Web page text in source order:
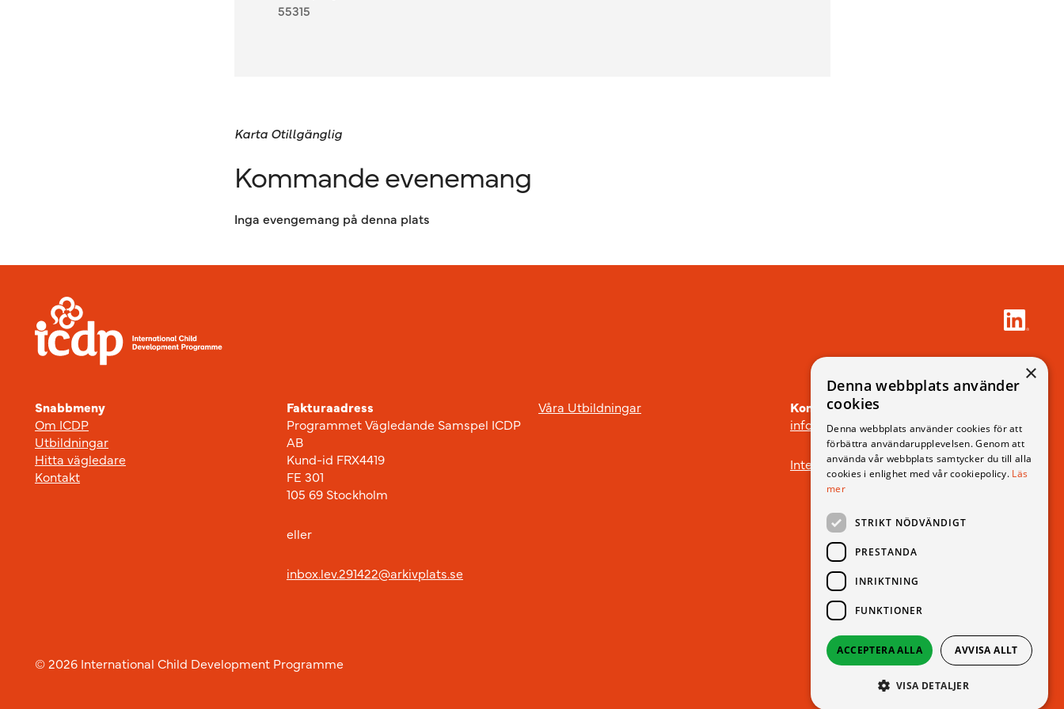
55315
Karta Otillgänglig
Kommande evenemang
Inga evengemang på denna plats
Sidfot
Snabbmeny
Om ICDP
Utbildningar
Hitta vägledare
Kontakt
Fakturaadress
Programmet Vägledande Samspel ICDP
AB
Kund-id FRX4419
FE 301
105 69 Stockholm
eller
inbox.lev.291422@arkivplats.se
Våra Utbildningar
Kontakt
info@icdp.se
Integritetspolicy
© 2026 International Child Development Programme
×
Denna webbplats använder
cookies
Denna webbplats använder cookies för att
förbättra användarupplevelsen. Genom att
använda vår webbplats samtycker du till alla
cookies i enlighet med vår cookiepolicy. Läs
mer
STRIKT NÖDVÄNDIGT
PRESTANDA
INRIKTNING
FUNKTIONER
ACCEPTERA ALLA AVVISA ALLT
VISA DETALJER